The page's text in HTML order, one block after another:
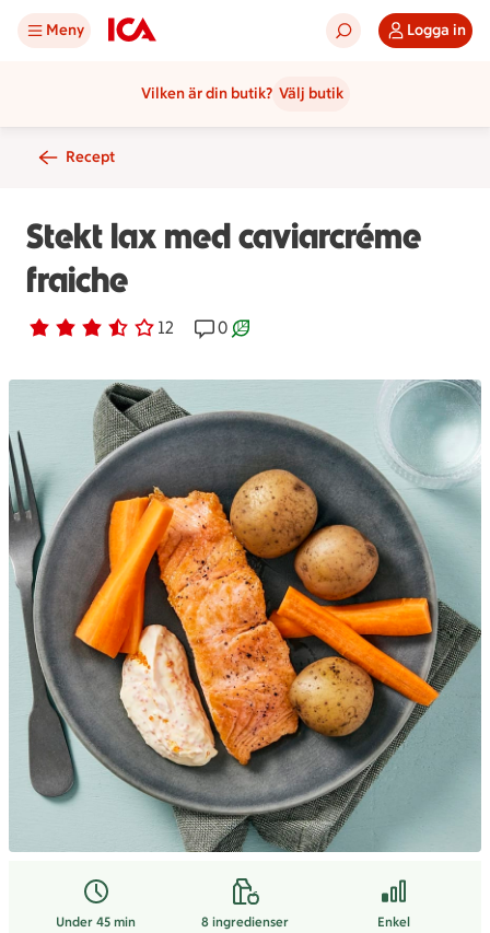
Meny Logga in
Vilken är din butik? Välj butik
Recept
Stekt lax med caviarcréme
fraiche
Betyg 3.4 av 5. 12
12 personer har röstatReceptet har 0 kommentarer
0 Receptet är ett klimartsmart val.
Under 45 min 8 ingredienser Enkel